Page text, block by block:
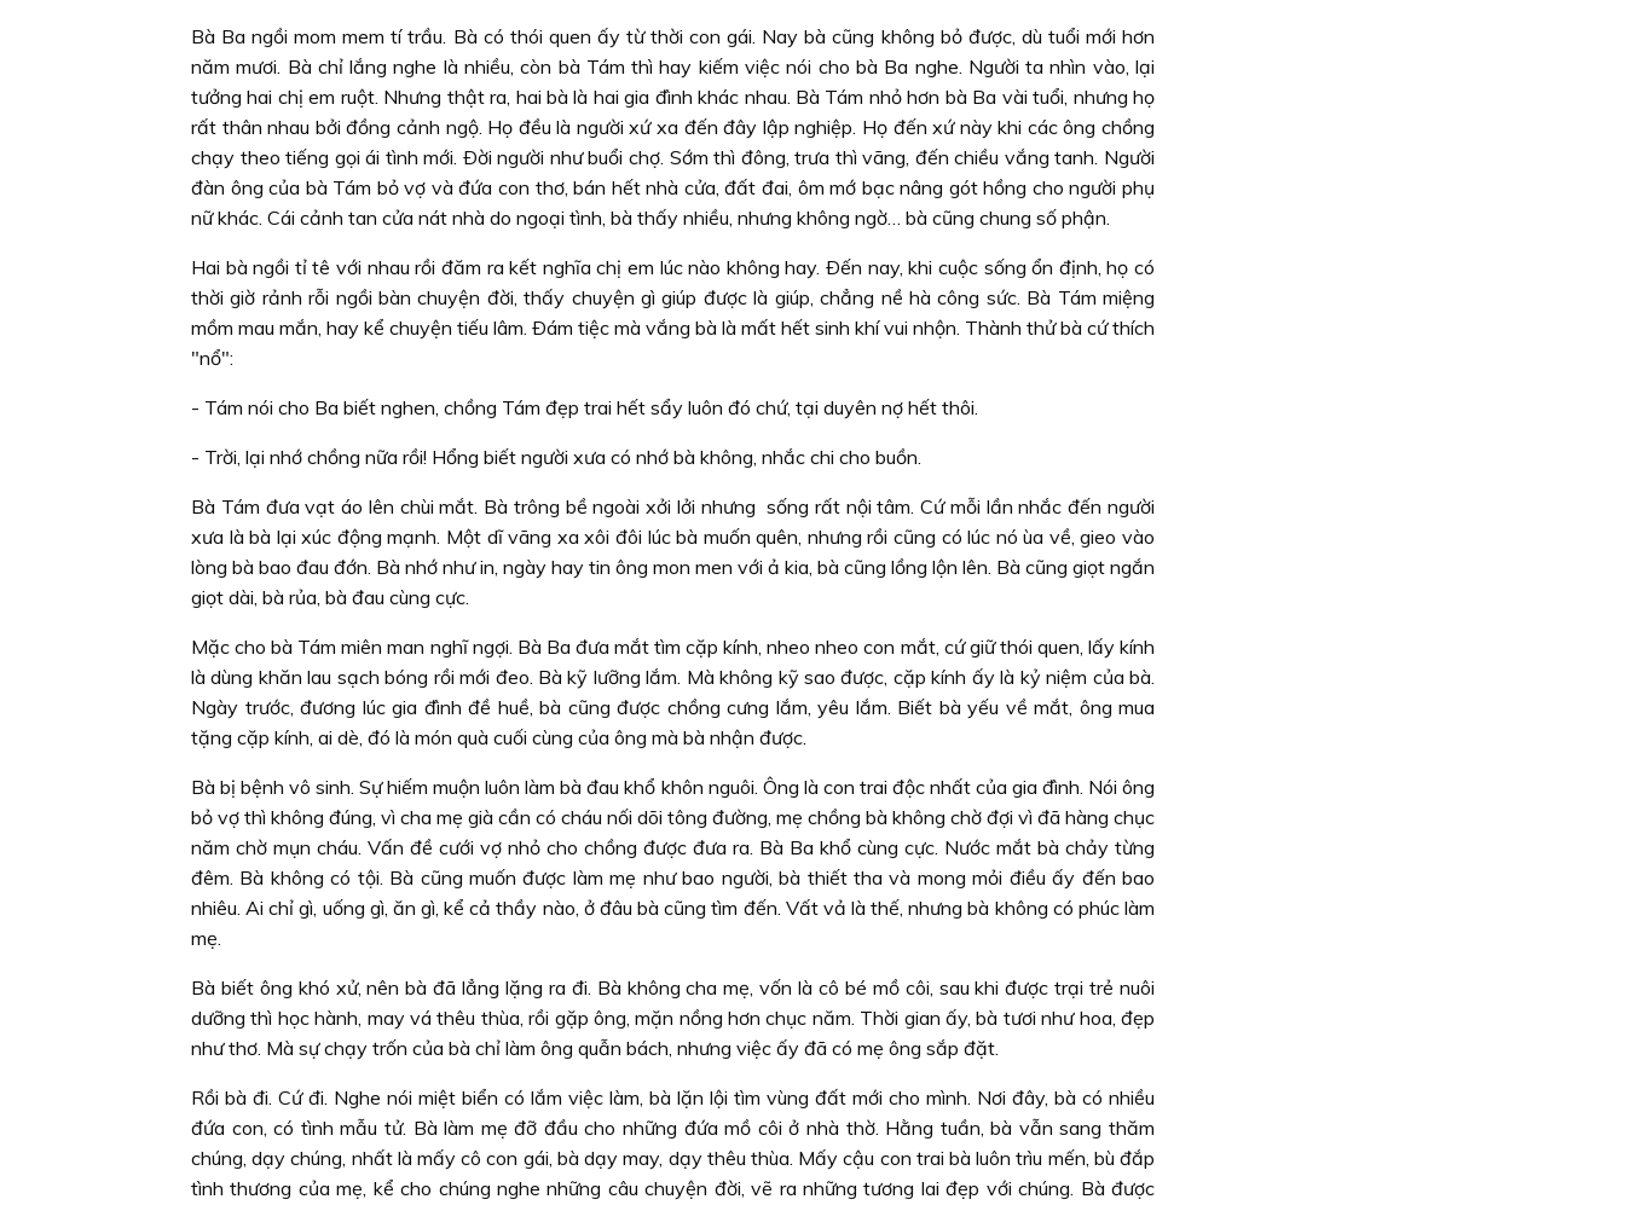
Bà Ba ngồi mom mem tí trầu. Bà có thói quen ấy từ thời con gái. Nay bà cũng không bỏ được, dù tuổi mới hơn
năm mươi. Bà chỉ lắng nghe là nhiều, còn bà Tám thì hay kiếm việc nói cho bà Ba nghe. Người ta nhìn vào, lại
tưởng hai chị em ruột. Nhưng thật ra, hai bà là hai gia đình khác nhau. Bà Tám nhỏ hơn bà Ba vài tuổi, nhưng họ
rất thân nhau bởi đồng cảnh ngộ. Họ đều là người xứ xa đến đây lập nghiệp. Họ đến xứ này khi các ông chồng
chạy theo tiếng gọi ái tình mới. Ðời người như buổi chợ. Sớm thì đông, trưa thì vãng, đến chiều vắng tanh. Người
đàn ông của bà Tám bỏ vợ và đứa con thơ, bán hết nhà cửa, đất đai, ôm mớ bạc nâng gót hồng cho người phụ
nữ khác. Cái cảnh tan cửa nát nhà do ngoại tình, bà thấy nhiều, nhưng không ngờ… bà cũng chung số phận.
Hai bà ngồi tỉ tê với nhau rồi đăm ra kết nghĩa chị em lúc nào không hay. Ðến nay, khi cuộc sống ổn định, họ có
thời giờ rảnh rỗi ngồi bàn chuyện đời, thấy chuyện gì giúp được là giúp, chẳng nề hà công sức. Bà Tám miệng
mồm mau mắn, hay kể chuyện tiếu lâm. Ðám tiệc mà vắng bà là mất hết sinh khí vui nhộn. Thành thử bà cứ thích
"nổ":
- Tám nói cho Ba biết nghen, chồng Tám đẹp trai hết sẩy luôn đó chứ, tại duyên nợ hết thôi.
- Trời, lại nhớ chồng nữa rồi! Hổng biết người xưa có nhớ bà không, nhắc chi cho buồn.
Bà Tám đưa vạt áo lên chùi mắt. Bà trông bề ngoài xởi lởi nhưng sống rất nội tâm. Cứ mỗi lần nhắc đến người
xưa là bà lại xúc động mạnh. Một dĩ vãng xa xôi đôi lúc bà muốn quên, nhưng rồi cũng có lúc nó ùa về, gieo vào
lòng bà bao đau đớn. Bà nhớ như in, ngày hay tin ông mon men với ả kia, bà cũng lồng lộn lên. Bà cũng giọt ngắn
giọt dài, bà rủa, bà đau cùng cực.
Mặc cho bà Tám miên man nghĩ ngợi. Bà Ba đưa mắt tìm cặp kính, nheo nheo con mắt, cứ giữ thói quen, lấy kính
là dùng khăn lau sạch bóng rồi mới đeo. Bà kỹ lưỡng lắm. Mà không kỹ sao được, cặp kính ấy là kỷ niệm của bà.
Ngày trước, đương lúc gia đình đề huề, bà cũng được chồng cưng lắm, yêu lắm. Biết bà yếu về mắt, ông mua
tặng cặp kính, ai dè, đó là món quà cuối cùng của ông mà bà nhận được.
Bà bị bệnh vô sinh. Sự hiếm muộn luôn làm bà đau khổ khôn nguôi. Ông là con trai độc nhất của gia đình. Nói ông
bỏ vợ thì không đúng, vì cha mẹ già cần có cháu nối dõi tông đường, mẹ chồng bà không chờ đợi vì đã hàng chục
năm chờ mụn cháu. Vấn đề cưới vợ nhỏ cho chồng được đưa ra. Bà Ba khổ cùng cực. Nước mắt bà chảy từng
đêm. Bà không có tội. Bà cũng muốn được làm mẹ như bao người, bà thiết tha và mong mỏi điều ấy đến bao
nhiêu. Ai chỉ gì, uống gì, ăn gì, kể cả thầy nào, ở đâu bà cũng tìm đến. Vất vả là thế, nhưng bà không có phúc làm
mẹ.
Bà biết ông khó xử, nên bà đã lẳng lặng ra đi. Bà không cha mẹ, vốn là cô bé mồ côi, sau khi được trại trẻ nuôi
dưỡng thì học hành, may vá thêu thùa, rồi gặp ông, mặn nồng hơn chục năm. Thời gian ấy, bà tươi như hoa, đẹp
như thơ. Mà sự chạy trốn của bà chỉ làm ông quẫn bách, nhưng việc ấy đã có mẹ ông sắp đặt.
Rồi bà đi. Cứ đi. Nghe nói miệt biển có lắm việc làm, bà lặn lội tìm vùng đất mới cho mình. Nơi đây, bà có nhiều
đứa con, có tình mẫu tử. Bà làm mẹ đỡ đầu cho những đứa mồ côi ở nhà thờ. Hằng tuần, bà vẫn sang thăm
chúng, dạy chúng, nhất là mấy cô con gái, bà dạy may, dạy thêu thùa. Mấy cậu con trai bà luôn trìu mến, bù đắp
tình thương của mẹ, kể cho chúng nghe những câu chuyện đời, vẽ ra những tương lai đẹp với chúng. Bà được